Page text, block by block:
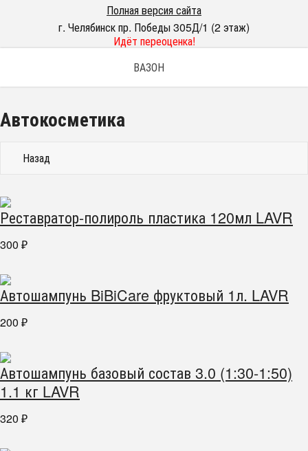
Полная версия сайта
г. Челябинск пр. Победы 305Д/1 (2 этаж)
Идёт переоценка!
ВАЗОН
Автокосметика
Назад
Реставратор-полироль пластика 120мл LAVR
300 ₽
Автошампунь BiBiCare фруктовый 1л. LAVR
200 ₽
Автошампунь базовый состав 3.0 (1:30-1:50)
1.1 кг LAVR
320 ₽